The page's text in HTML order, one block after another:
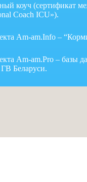
коуч (сертификат
Coach ICU»).
Am-am.Info –
Am-am.Pro – базы
ГВ Беларуси.